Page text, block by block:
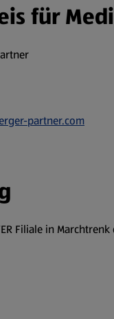
für
partner.com
Filiale in